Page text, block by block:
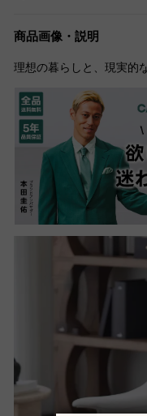
商品画像・説明
理想の暮らしと、現実的